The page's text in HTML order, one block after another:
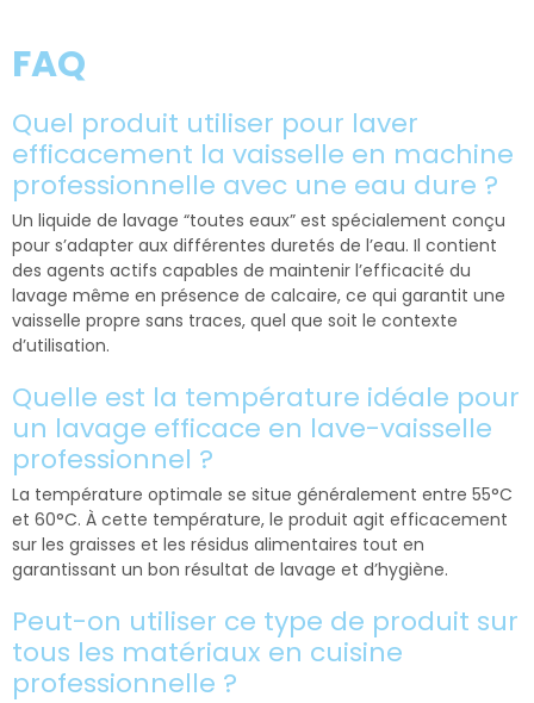
FAQ
Quel produit utiliser pour laver
efficacement la vaisselle en machine
professionnelle avec une eau dure ?
Un liquide de lavage “toutes eaux” est spécialement conçu
pour s’adapter aux différentes duretés de l’eau. Il contient
des agents actifs capables de maintenir l’efficacité du
lavage même en présence de calcaire, ce qui garantit une
vaisselle propre sans traces, quel que soit le contexte
d’utilisation.
Quelle est la température idéale pour
un lavage efficace en lave-vaisselle
professionnel ?
La température optimale se situe généralement entre 55°C
et 60°C. À cette température, le produit agit efficacement
sur les graisses et les résidus alimentaires tout en
garantissant un bon résultat de lavage et d’hygiène.
Peut-on utiliser ce type de produit sur
tous les matériaux en cuisine
professionnelle ?